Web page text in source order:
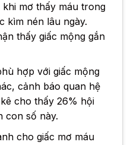
khi mơ thấy máu trong
kìm nén lâu ngày.
thấy giấc mộng gắn
hợp với giấc mộng
cảnh báo quan hệ
cho thấy 26% hội
con số này.
cho giấc mơ máu